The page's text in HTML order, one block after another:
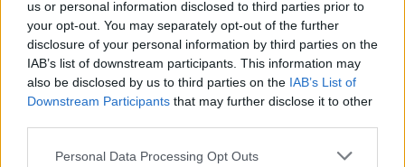
us or personal information disclosed to third parties prior to
your opt-out. You may separately opt-out of the further
disclosure of your personal information by third parties on the
IAB’s list of downstream participants. This information may
also be disclosed by us to third parties on the IAB’s List of
Downstream Participants that may further disclose it to other
Personal Data Processing Opt Outs